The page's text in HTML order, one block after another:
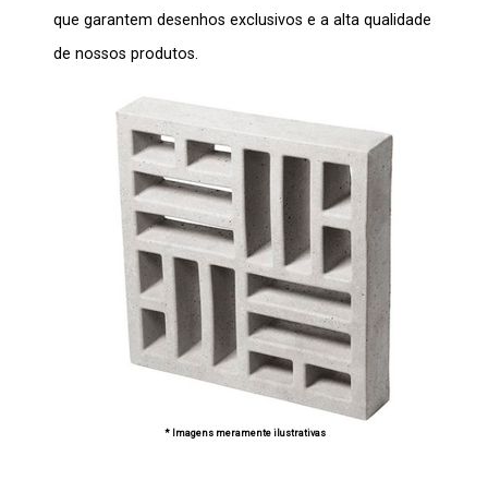
que garantem desenhos exclusivos e a alta qualidade
de nossos produtos.
* Imagens meramente ilustrativas